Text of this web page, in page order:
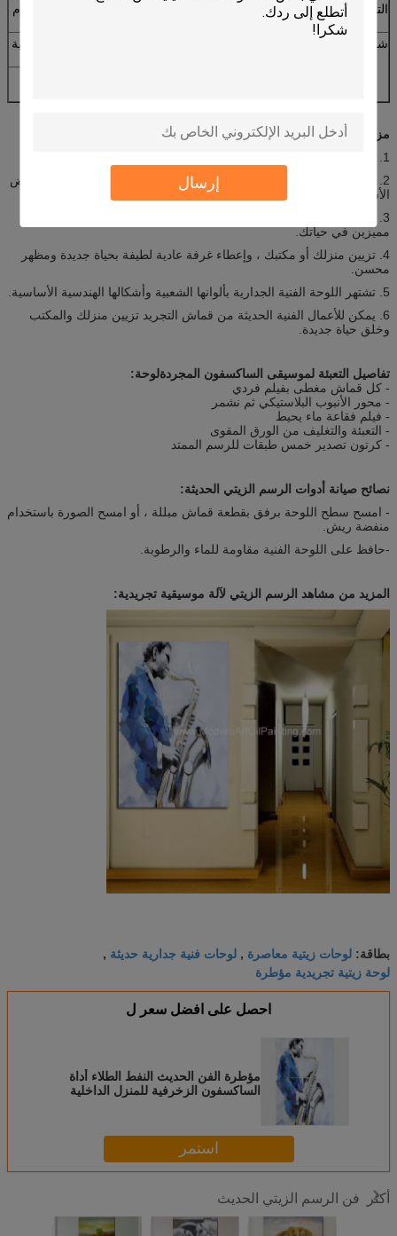
إرسال
التعبئة 2
اللوحة مع شريط نقالة / إطار زخرفة ، فيلم فقاعة مقاوم
للماء وخمس طبقات من الكرتون المضلع معبأة بأمان.
شرط الشحن
1. التسليم السريع / عن طريق الجو للقماش فقط أو كمية
مزايا الرسم الفني الحديث للموسيقى الزخرفية:
1. جوهرها نقي وقد يكون من صفات الروح.
2. من المعروف على نطاق واسع باستخدام عدد قليل جدًا من الألوان وبعض
الأشكال الهندسية الأساسية.
مميزين في حياتك.
4. تزيين منزلك أو مكتبك ، وإعطاء غرفة عادية لطيفة بحياة جديدة ومظهر
محسن.
5. تشتهر اللوحة الفنية الجدارية بألوانها الشعبية وأشكالها الهندسية الأساسية.
6. يمكن للأعمال الفنية الحديثة من قماش التجريد تزيين منزلك والمكتب
وخلق حياة جديدة.
تفاصيل التعبئة لموسيقى الساكسفون المجردةلوحة:
- كل قماش مغطى بفيلم فردي
- محور الأنبوب البلاستيكي ثم نشمر
- فيلم فقاعة ماء يحيط
- التعبئة والتغليف من الورق المقوى
- كرتون تصدير خمس طبقات للرسم الممتد
نصائح صيانة أدوات الرسم الزيتي الحديثة:
- امسح سطح اللوحة برفق بقطعة قماش مبللة ، أو امسح الصورة باستخدام
منفضة ريش.
-حافظ على اللوحة الفنية مقاومة للماء والرطوبة.
المزيد من مشاهد الرسم الزيتي لآلة موسيقية تجريدية:
بطاقة: لوحات زيتية معاصرة , لوحات فنية جدارية حديثة ,
لوحة زيتية تجريدية مؤطرة
احصل على افضل سعر ل
مؤطرة الفن الحديث النفط الطلاء أداة
الساكسفون الزخرفية للمنزل الداخلية
استمر
أكثر فن الرسم الزيتي الحديث